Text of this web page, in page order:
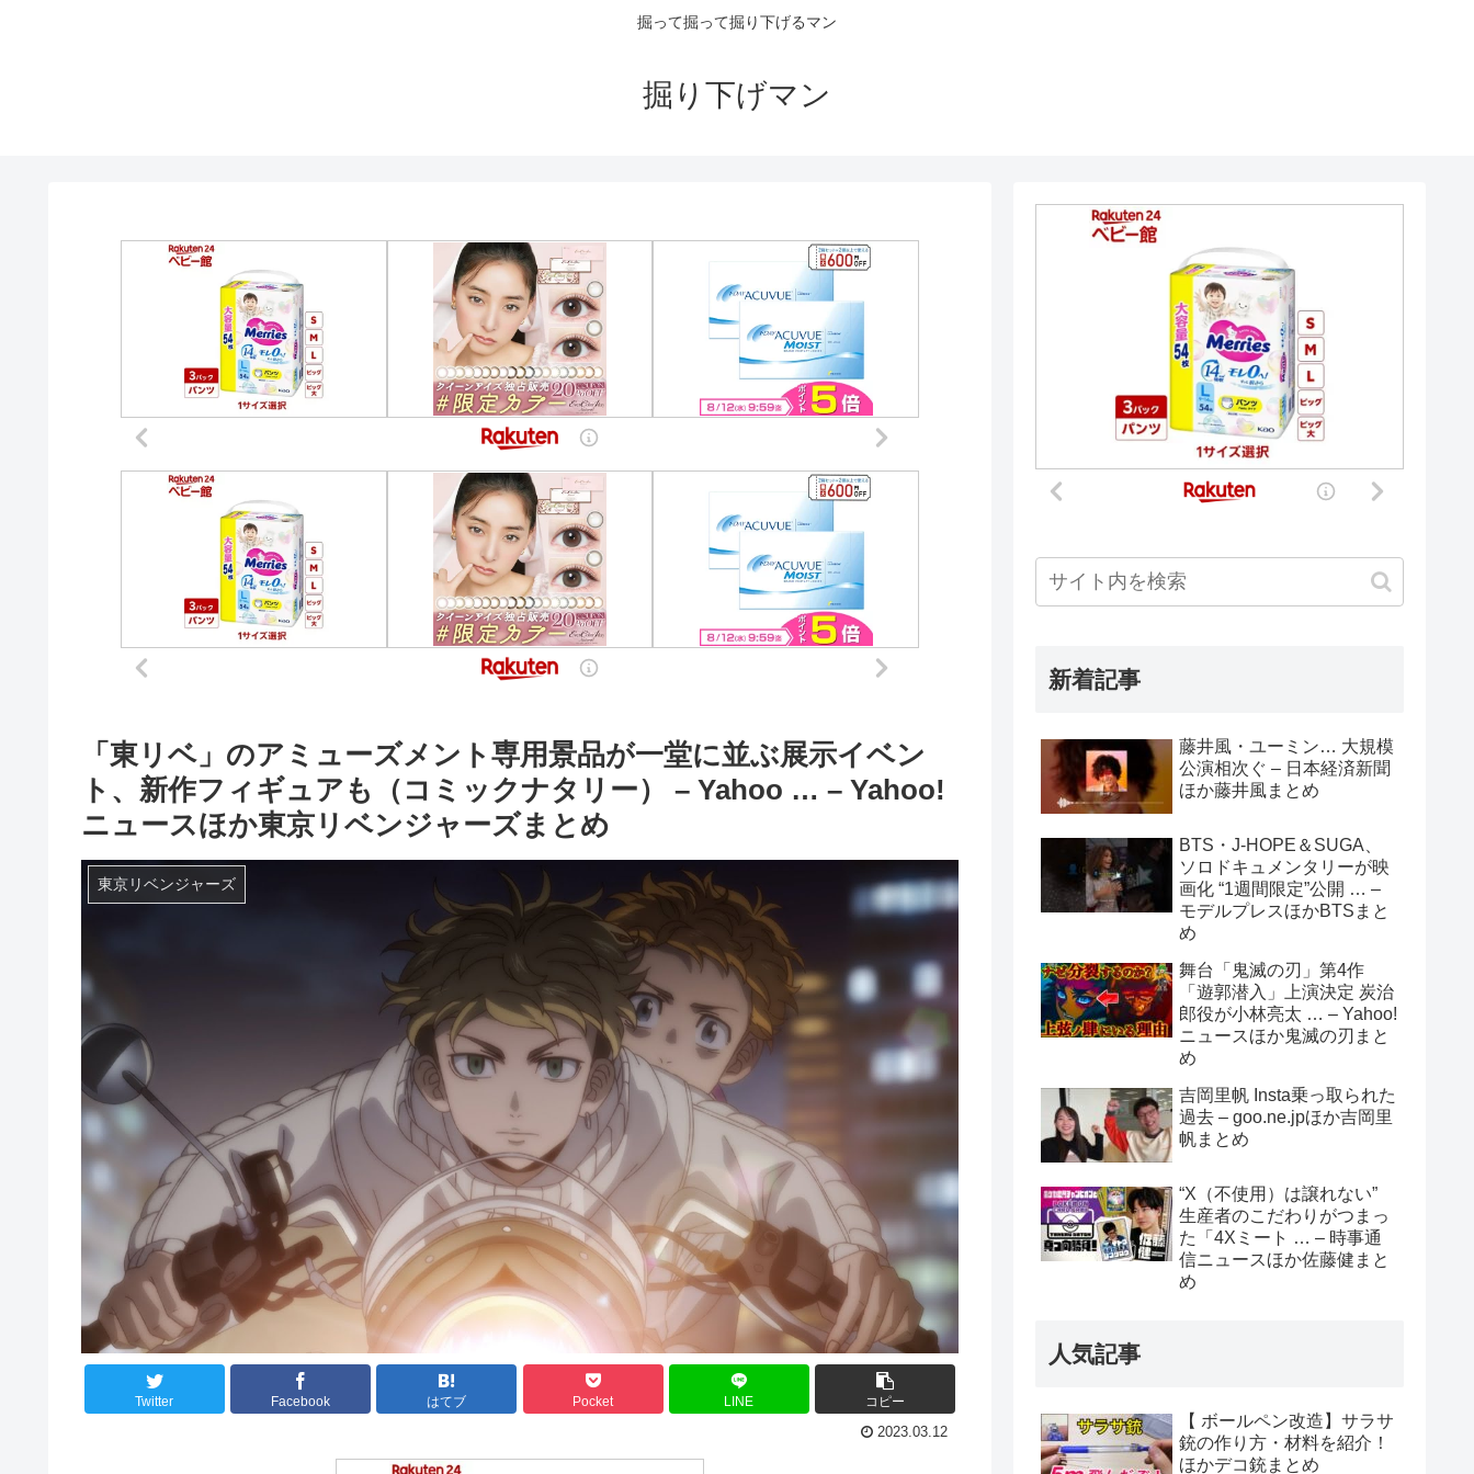
掘って掘って掘り下げるマン
掘り下げマン
「東リベ」のアミューズメント専用景品が一堂に並ぶ展示イベン
ト、新作フィギュアも（コミックナタリー） – Yahoo … – Yahoo!
ニュースほか東京リベンジャーズまとめ
東京リベンジャーズ
Twitter Facebook はてブ Pocket LINE コピー
2023.03.12
新着記事
藤井風・ユーミン… 大規模
公演相次ぐ – 日本経済新聞
ほか藤井風まとめ
BTS・J-HOPE＆SUGA、
ソロドキュメンタリーが映
画化 “1週間限定”公開 … –
モデルプレスほかBTSまと
め
舞台「鬼滅の刃」第4作
「遊郭潜入」上演決定 炭治
郎役が小林亮太 … – Yahoo!
ニュースほか鬼滅の刃まと
め
吉岡里帆 Insta乗っ取られた
過去 – goo.ne.jpほか吉岡里
帆まとめ
“X（不使用）は譲れない”
生産者のこだわりがつまっ
た「4Xミート … – 時事通
信ニュースほか佐藤健まと
め
人気記事
【 ボールペン改造】サラサ
銃の作り方・材料を紹介！
ほかデコ銃まとめ